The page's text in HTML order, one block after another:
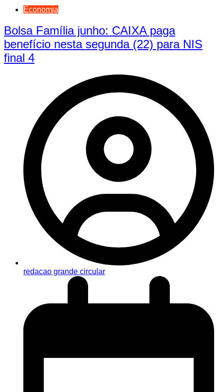
Economia
Bolsa Família junho: CAIXA paga
benefício nesta segunda (22) para NIS
final 4
redacao grande circular